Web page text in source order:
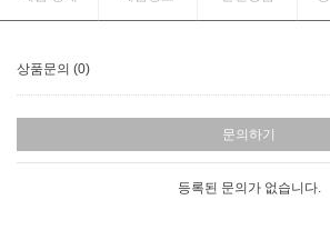
상품문의 (0)
문의하기
등록된 문의가 없습니다.